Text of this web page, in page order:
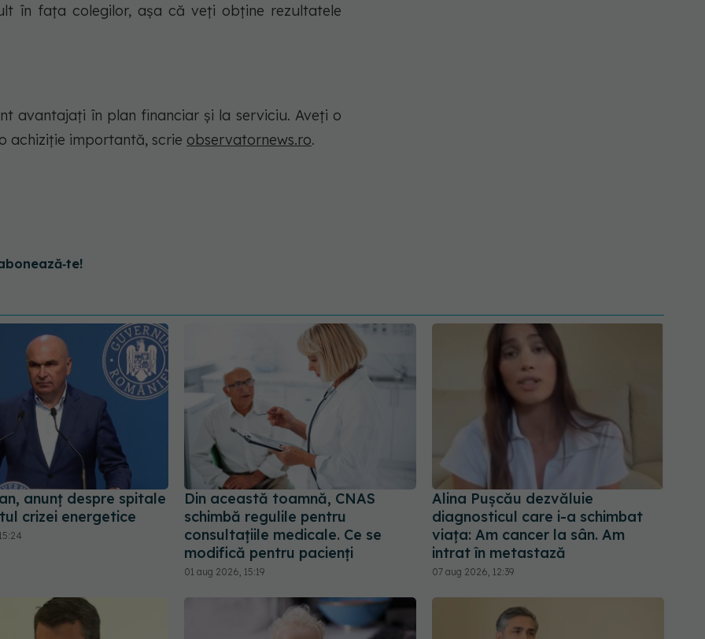
în faţa colegilor, aşa că veţi obţine rezultatele
avantajaţi în plan financiar şi la serviciu. Aveţi o
achiziţie importantă, scrie observatornews.ro.
anunț despre spitale
crizei energetice
Din această toamnă, CNAS
schimbă regulile pentru
consultațiile medicale. Ce se
modifică pentru pacienți
01 aug 2026, 15:19
Alina Pușcău dezvăluie
diagnosticul care i-a schimbat
viața: Am cancer la sân. Am
intrat în metastază
07 aug 2026, 12:39